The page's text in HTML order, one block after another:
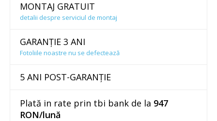
MONTAJ GRATUIT
detalii despre serviciul de montaj
GARANȚIE 3 ANI
Fotoliile noastre nu se defectează
5 ANI POST-GARANȚIE
Plată in rate prin tbi bank de la 947
RON/lună